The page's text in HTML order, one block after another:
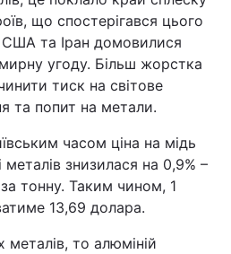
що спостерігався цього
США та Іран домовилися
угоду. Більш жорстка
тиск на світове
та попит на метали.
часом ціна на мідь
металів знизилася на 0,9% –
тонну. Таким чином, 1
13,69 долара.
то алюміній